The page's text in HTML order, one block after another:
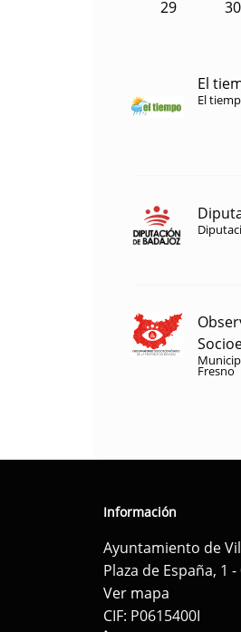
29 30
El
El
Fresno
Información
Ayuntamiento de
Plaza de España, 1
Ver mapa
CIF: P0615400I